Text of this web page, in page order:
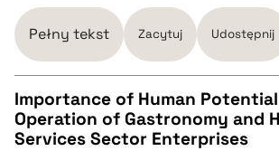
BIBTEX
pobierz cytat
Pełny tekst Zacytuj Udostępnij
CZYSTY TEKST
Importance of Human
Operation of Gastronomy and
Services Sector Enterprises